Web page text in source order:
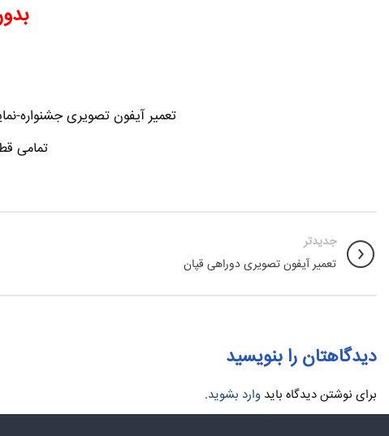
تعمیر آیفون تصویری جشنواره-
تمامی
جدیدتر
تعمیر آیفون تصویری دوراهی قپان
دیدگاهتان را بنویسید
برای نوشتن دیدگاه باید وارد بشوید.